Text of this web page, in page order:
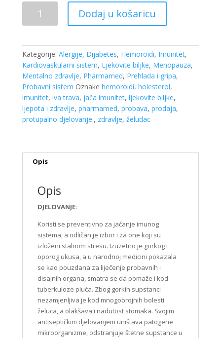
50g
količina
Dodaj u košaricu
Kategorije: Alergije, Dijabetes, Hemoroidi, Imunitet,
Kardiovaskularni sistem, Ljekovite biljke, Menopauza,
Mentalno zdravlje, Pharmamed, Prehlada i gripa,
Probavni sistem Oznake hemoroidi, holesterol,
imunitet, iva trava, jača imunitet, ljekovite biljke,
ljepota i zdravlje, pharmamed, probava, prodaja,
protupalno djelovanje., zdravlje, želudac
Opis
Opis
DJELOVANJE:
Koristi se preventivno za jačanje imunog
sistema, a odličan je izbor i za one koji su
izloženi stalnom stresu. Izuzetno je gorkog i
oporog ukusa, a u narodnoj medicini pokazala
se kao pouzdana za liječenje probavnih i
disajnih organa, smatra se da pomaže i kod
tuberkuloze pluća. Zbog gorkih supstanci
nezamjenljiva je kod mnogobrojnih bolesti
želuca, a olakšava i nadutost stomaka. Svojim
antiseptičkim djelovanjem uništava patogene
mikroorganizme, odstranjuje štetne supstance u